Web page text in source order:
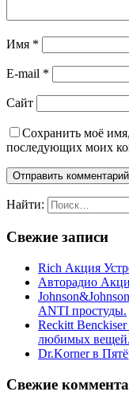
Имя *
E-mail *
Сайт
Сохранить моё
последующих моих
Найти:
Свежие записи
Rich Акция
Авторадио
ANTI простуды.
Reckitt
любимых вещей.
Dr.Korner в
Свежие